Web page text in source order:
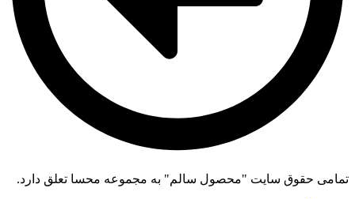
تمامی حقوق سایت "محصول سالم" به مجموعه محسا تعلق دارد.